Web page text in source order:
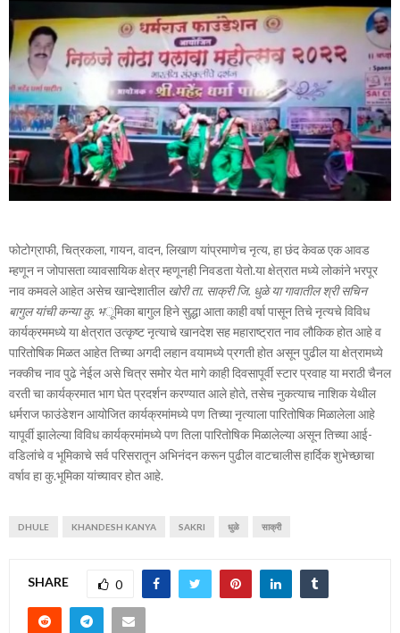
फोटोग्राफी, चित्रकला, गायन, वादन, लिखाण यांप्रमाणेच नृत्य, हा छंद केवळ एक आवड
म्हणून न जोपासता व्यावसायिक क्षेत्र म्हणूनही निवडता येतो.या क्षेत्रात मध्ये लोकांने भरपूर
नाव कमवले आहेत असेच खान्देशातील खोरी ता. साक्री जि. धुळे या गावातील श्री सचिन
बागुल यांची कन्या कु. भूमिका बागुल हिने सुद्धा आता काही वर्षा पासून तिचे नृत्यचे विविध
कार्यक्रममध्ये या क्षेत्रात उत्कृष्ट नृत्याचे खानदेश सह महाराष्ट्रात नाव लौकिक होत आहे व
पारितोषिक मिळत आहेत तिच्या अगदी लहान वयामध्ये प्रगती होत असून पुढील या क्षेत्रामध्ये
नक्कीच नाव पुढे नेईल असे चित्र समोर येत मागे काही दिवसापूर्वी स्टार प्रवाह या मराठी चैनल
वरती चा कार्यक्रमात भाग घेत प्रदर्शन करण्यात आले होते, तसेच नुकत्याच नाशिक येथील
धर्मराज फाउंडेशन आयोजित कार्यक्रमांमध्ये पण तिच्या नृत्याला पारितोषिक मिळालेला आहे
यापूर्वी झालेल्या विविध कार्यक्रमांमध्ये पण तिला पारितोषिक मिळालेल्या असून तिच्या आई-
वडिलांचे व भूमिकाचे सर्व परिसरातून अभिनंदन करून पुढील वाटचालीस हार्दिक शुभेच्छाचा
वर्षाव हा कु.भूमिका यांच्यावर होत आहे.
DHULE KHANDESH KANYA SAKRI धुळे साक्री
SHARE 0